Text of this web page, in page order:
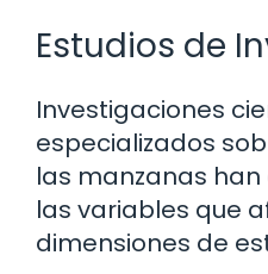
Estudios de
Investigaciones
especializados
las manzanas
las variables que
dimensiones de